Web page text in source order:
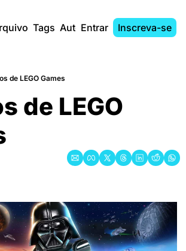
Tags AutoresEntrar Inscreva-se
de LEGO Games
de LEGO